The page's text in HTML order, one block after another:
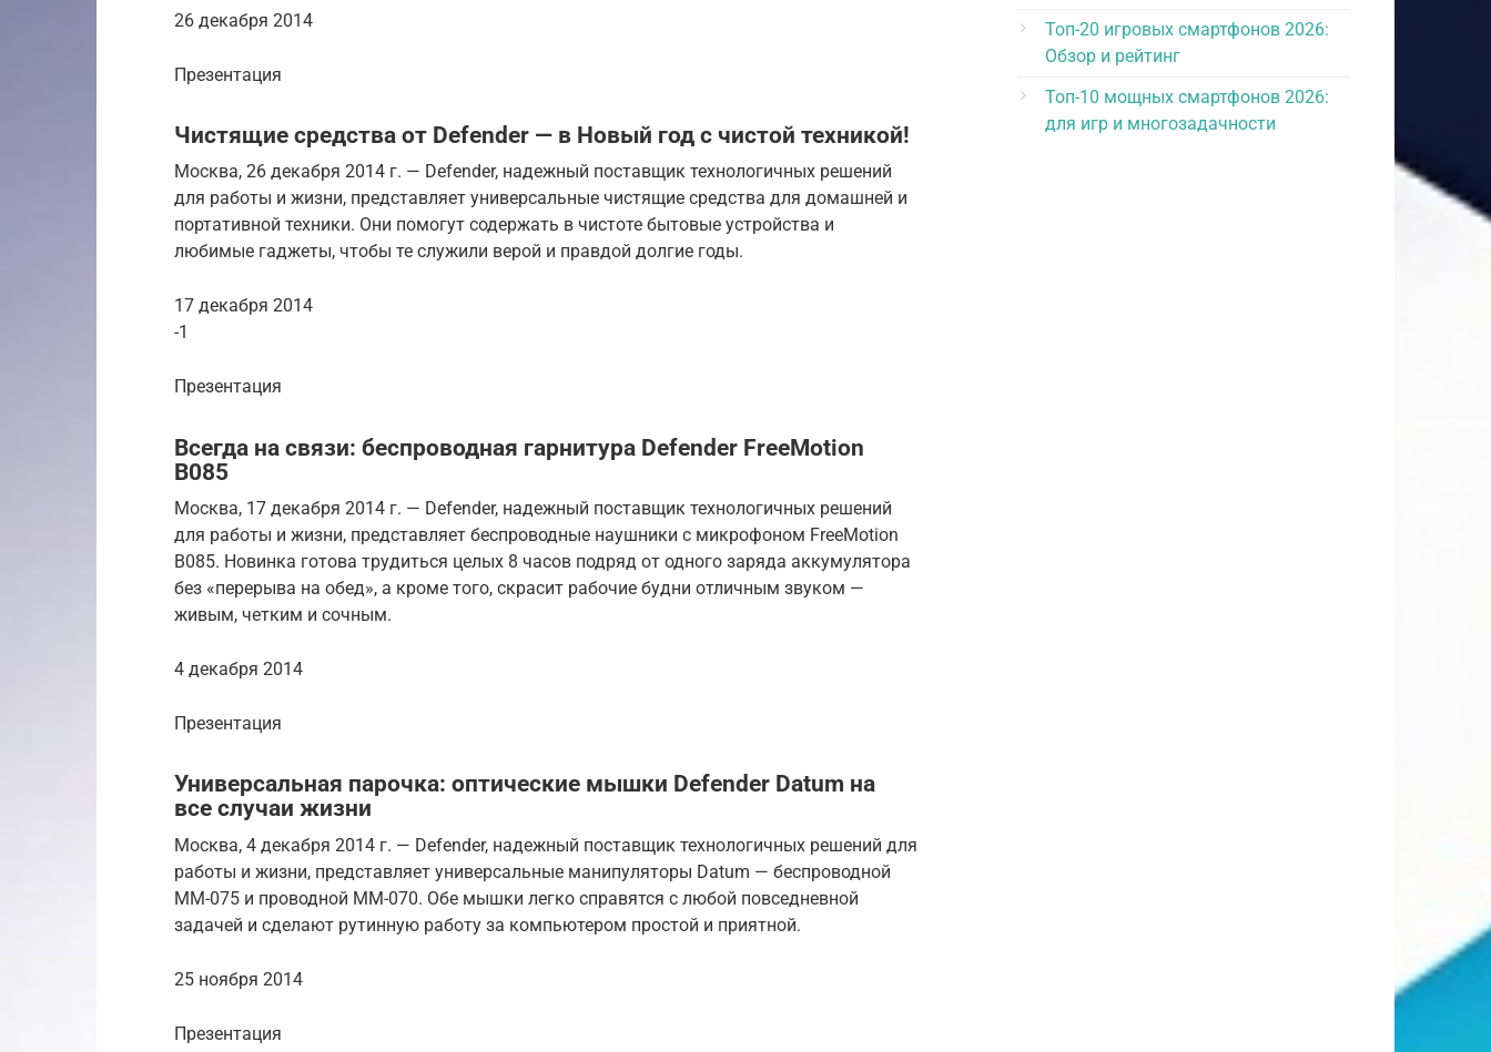
26 декабря 2014
Презентация
Чистящие средства от Defender — в Новый год с чистой техникой!
Москва, 26 декабря 2014 г. — Defender, надежный поставщик технологичных решений
для работы и жизни, представляет универсальные чистящие средства для домашней и
портативной техники. Они помогут содержать в чистоте бытовые устройства и
любимые гаджеты, чтобы те служили верой и правдой долгие годы.
17 декабря 2014
-1
Презентация
Всегда на связи: беспроводная гарнитура Defender FreeMotion
B085
Москва, 17 декабря 2014 г. — Defender, надежный поставщик технологичных решений
для работы и жизни, представляет беспроводные наушники с микрофоном FreeMotion
B085. Новинка готова трудиться целых 8 часов подряд от одного заряда аккумулятора
без «перерыва на обед», а кроме того, скрасит рабочие будни отличным звуком —
живым, четким и сочным.
4 декабря 2014
Презентация
Универсальная парочка: оптические мышки Defender Datum на
все случаи жизни
Москва, 4 декабря 2014 г. — Defender, надежный поставщик технологичных решений для
работы и жизни, представляет универсальные манипуляторы Datum — беспроводной
ММ-075 и проводной MM-070. Обе мышки легко справятся с любой повседневной
задачей и сделают рутинную работу за компьютером простой и приятной.
25 ноября 2014
Презентация
Топ-20 игровых смартфонов 2026:
Обзор и рейтинг
Топ-10 мощных смартфонов 2026:
для игр и многозадачности